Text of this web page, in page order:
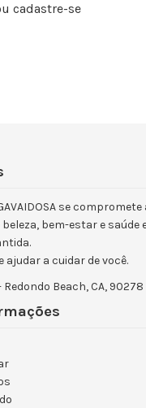
cadastre-se
se
bem-estar e saúde
ajudar a cuidar de você.
Redondo Beach, CA, 90278